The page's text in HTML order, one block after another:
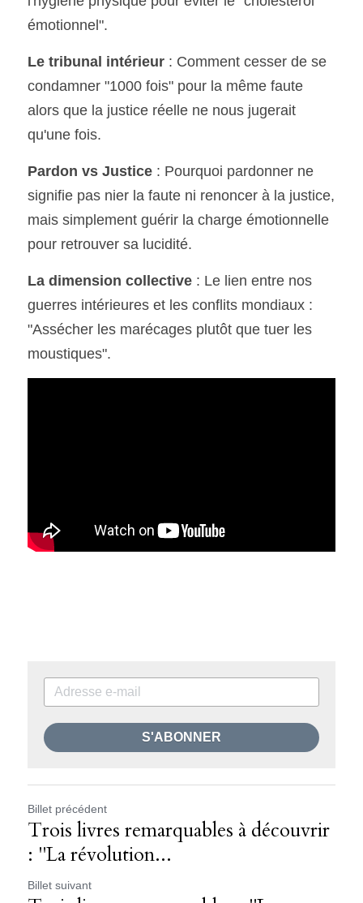
émotionnel".
Le tribunal intérieur : Comment cesser de se
condamner "1000 fois" pour la même faute
alors que la justice réelle ne nous jugerait
qu'une fois.
Pardon vs Justice : Pourquoi pardonner ne
signifie pas nier la faute ni renoncer à la justice,
mais simplement guérir la charge émotionnelle
pour retrouver sa lucidité.
La dimension collective : Le lien entre nos
guerres intérieures et les conflits mondiaux :
"Assécher les marécages plutôt que tuer les
moustiques".
S'ABONNER
Billet précédent
Trois livres remarquables à découvrir
: "La révolution...
Billet suivant